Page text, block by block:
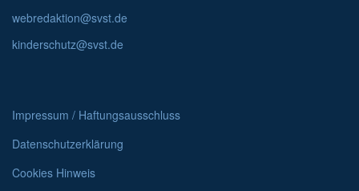
webredaktion@svst.de
kinderschutz@svst.de
Impressum / Haftungsausschluss
Datenschutzerklärung
Cookies Hinweis